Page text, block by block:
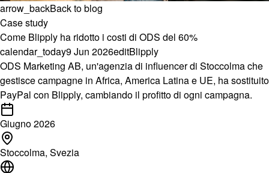
arrow_backBack to blog
Case study
Come Blipply ha ridotto i costi di ODS del 60%
calendar_today9 Jun 2026editBlipply
ODS Marketing AB, un'agenzia di influencer di Stoccolma che
gestisce campagne in Africa, America Latina e UE, ha sostituito
PayPal con Blipply, cambiando il profitto di ogni campagna.
Giugno 2026
Stoccolma, Svezia